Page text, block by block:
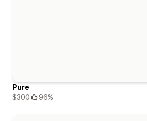
Pure
$300
96%